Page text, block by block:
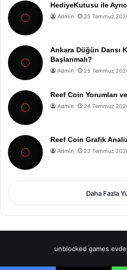
HediyeKutusu ile
Admin 25 Temmuz
Ankara Düğün Dansı
Başlanmalı?
Admin 25 Temmuz
Reef Coin Yorumları ve
Admin 24 Temmuz
Reef Coin Grafik
Admin 23 Temmuz
Daha Fazla
unblocked games